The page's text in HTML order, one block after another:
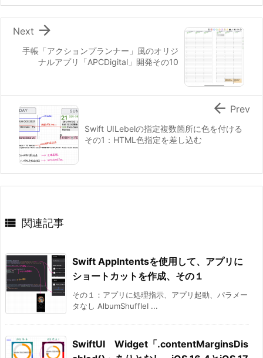
手帳「アクションプランナー」風のオリジ
ナルアプリ「APCDigital」開発その10

Next
Swift UILebelの指定複数箇所に色を付ける
その1：HTML色指定を差し込む
 Prev
 関連記事
Swift AppIntentsを使用して、アプリに
ショートカットを作成、その１
その１：アプリに処理指示、アプリ起動、パラメー
タなし AlbumShuffleI ...
SwiftUI Widget「.contentMarginsDis